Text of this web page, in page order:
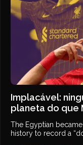
Implacável:
planeta do que
The Egyptian
history to record a